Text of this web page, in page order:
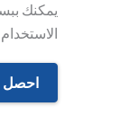
يمكنك
احصل